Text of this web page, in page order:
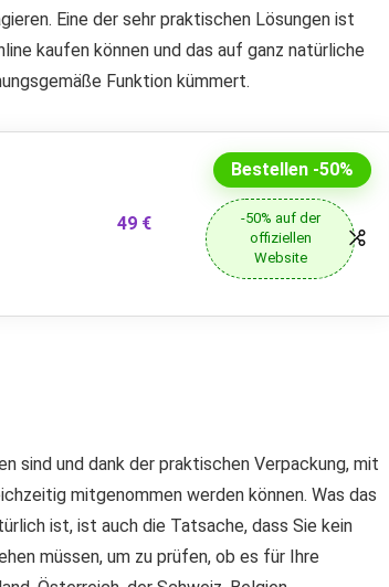
Eine der sehr praktischen Lösungen ist
kaufen können und das auf ganz natürliche
Funktion kümmert.
49 €
Bestellen -50%
-50% auf der
offiziellen
Website
sind und dank der praktischen Verpackung, mit
mitgenommen werden können. Was das
ist, ist auch die Tatsache, dass Sie kein
müssen, um zu prüfen, ob es für Ihre